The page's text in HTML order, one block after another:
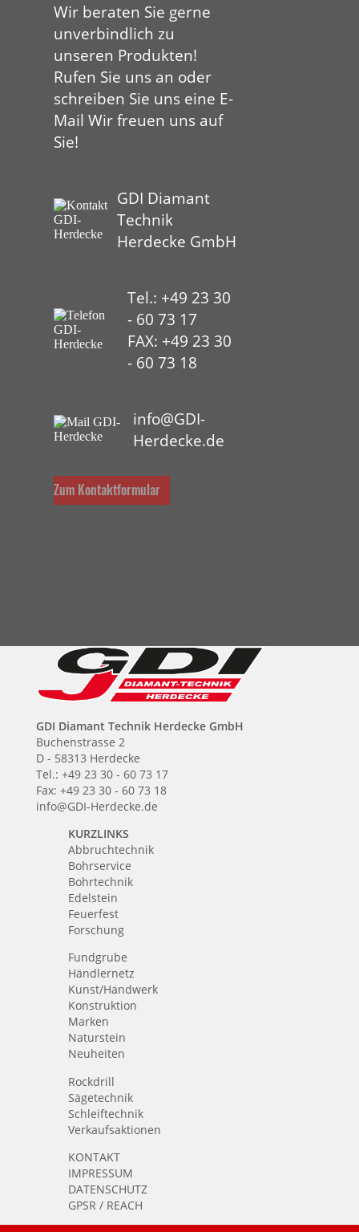
Wir beraten Sie gerne
unverbindlich zu
unseren Produkten!
Rufen Sie uns an oder
schreiben Sie uns eine E-
Mail Wir freuen uns auf
Sie!
GDI Diamant
Technik
Herdecke GmbH
Tel.: +49 23 30
- 60 73 17
FAX: +49 23 30
- 60 73 18
info@GDI-
Herdecke.de
Zum Kontaktformular
GDI Diamant Technik Herdecke GmbH
Buchenstrasse 2
D - 58313 Herdecke
Tel.: +49 23 30 - 60 73 17
Fax: +49 23 30 - 60 73 18
info@GDI-Herdecke.de
KURZLINKS
Abbruchtechnik
Bohrservice
Bohrtechnik
Edelstein
Feuerfest
Forschung
Fundgrube
Händlernetz
Kunst/Handwerk
Konstruktion
Marken
Naturstein
Neuheiten
Rockdrill
Sägetechnik
Schleiftechnik
Verkaufsaktionen
KONTAKT
IMPRESSUM
DATENSCHUTZ
GPSR / REACH